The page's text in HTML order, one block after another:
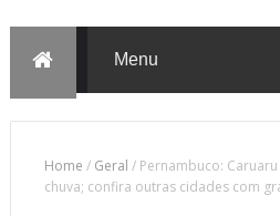
Home / Geral / Pernambuco:
chuva; confira outras cidades com